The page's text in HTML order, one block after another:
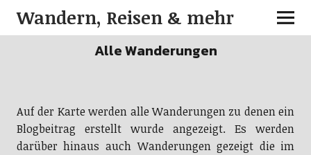
Wandern, Reisen & mehr
Alle Wanderungen
Auf der Karte werden alle Wanderungen zu denen ein
Blogbeitrag erstellt wurde angezeigt. Es werden
darüber hinaus auch Wanderungen gezeigt die im